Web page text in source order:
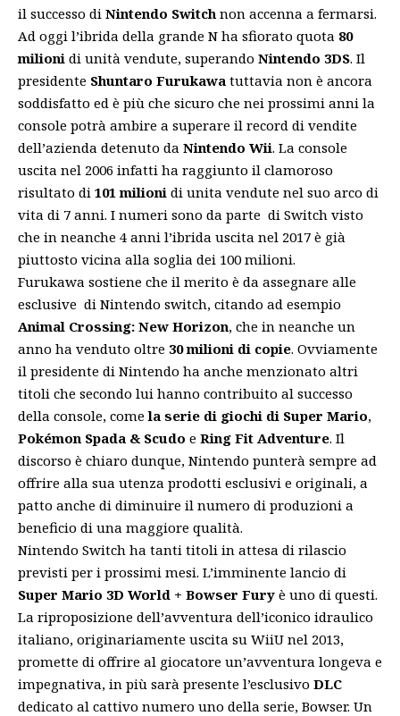
il successo di Nintendo Switch non accenna a fermarsi.
Ad oggi l’ibrida della grande N ha sfiorato quota 80
milioni di unità vendute, superando Nintendo 3DS. Il
presidente Shuntaro Furukawa tuttavia non è ancora
soddisfatto ed è più che sicuro che nei prossimi anni la
console potrà ambire a superare il record di vendite
dell’azienda detenuto da Nintendo Wii. La console
uscita nel 2006 infatti ha raggiunto il clamoroso
risultato di 101 milioni di unita vendute nel suo arco di
vita di 7 anni. I numeri sono da parte di Switch visto
che in neanche 4 anni l’ibrida uscita nel 2017 è già
piuttosto vicina alla soglia dei 100 milioni.
Furukawa sostiene che il merito è da assegnare alle
esclusive di Nintendo switch, citando ad esempio
Animal Crossing: New Horizon, che in neanche un
anno ha venduto oltre 30 milioni di copie. Ovviamente
il presidente di Nintendo ha anche menzionato altri
titoli che secondo lui hanno contribuito al successo
della console, comela serie di giochi di Super Mario,
Pokémon Spada & Scudo e Ring Fit Adventure. Il
discorso è chiaro dunque, Nintendo punterà sempre ad
offrire alla sua utenza prodotti esclusivi e originali, a
patto anche di diminuire il numero di produzioni a
beneficio di una maggiore qualità.
Nintendo Switch ha tanti titoli in attesa di rilascio
previsti per i prossimi mesi. L’imminente lancio di
Super Mario 3D World + Bowser Fury è uno di questi.
La riproposizione dell’avventura dell’iconico idraulico
italiano, originariamente uscita su WiiU nel 2013,
promette di offrire al giocatore un’avventura longeva e
impegnativa, in più sarà presente l’esclusivo DLC
dedicato al cattivo numero uno della serie, Bowser. Un